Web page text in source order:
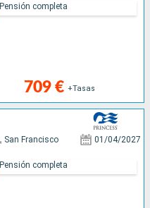
709 € +Tasas
Pensión completa
San Francisco 01/04/2027
Pensión completa